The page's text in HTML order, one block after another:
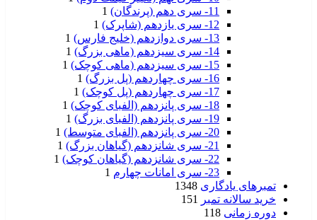
11- سری دهم (پرندگان)
1
12- سری یازدهم (شاپرک)
1
13- سری دوازدهم (خلیج فارس)
1
14- سری سیزدهم (ماهی بزرگ)
1
15- سری سیزدهم (ماهی کوچک)
1
16- سری چهاردهم (پل بزرگ)
1
17- سری چهاردهم (پل کوچک)
1
18- سری پانزدهم (الفبای کوچک)
1
19- سری پانزدهم (الفبای بزرگ)
1
20- سری پانزدهم (الفبای متوسط)
1
21- سری شانزدهم (گیاهان بزرگ)
1
22- سری شانزدهم (گیاهان کوچک)
1
23- سری امانات چهارم
1
تمبرهای یادگاری 1348
خرید سالانه تمبر 151
دوره زمانی 118